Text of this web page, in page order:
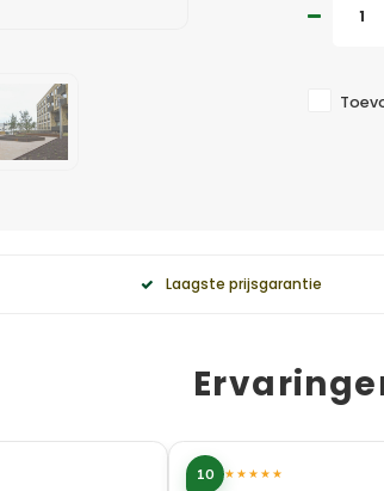
Laagste prijsgarantie
10 ★★★★★